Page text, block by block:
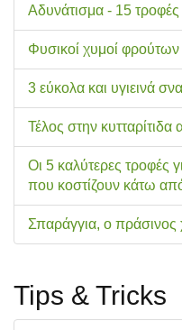
Αδυνάτισμα - 15 τροφές
Φυσικοί χυμοί φρούτων
3 εύκολα και υγιεινά
Τέλος στην
Οι 5 καλύτερες τροφές
που κοστίζουν κάτω
Σπαράγγια, ο πράσινος
Tips & Tricks